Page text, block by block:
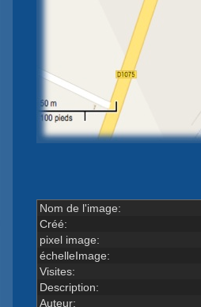
Nom de l'image:
Créé:
pixel image:
échelleImage:
Visites:
Description:
Auteur: